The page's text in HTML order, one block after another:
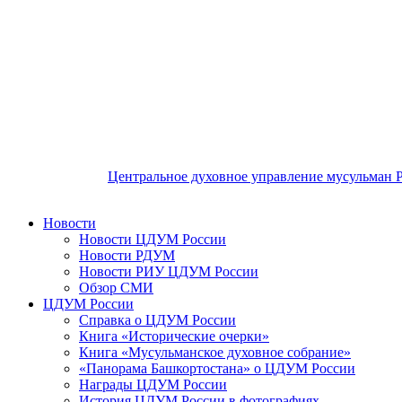
Центральное духовное управление мусульман
Новости
Новости ЦДУМ России
Новости РДУМ
Новости РИУ ЦДУМ России
Обзор СМИ
ЦДУМ России
Справка о ЦДУМ России
Книга «Исторические очерки»
Книга «Мусульманское духовное собрание»
«Панорама Башкортостана» о ЦДУМ России
Награды ЦДУМ России